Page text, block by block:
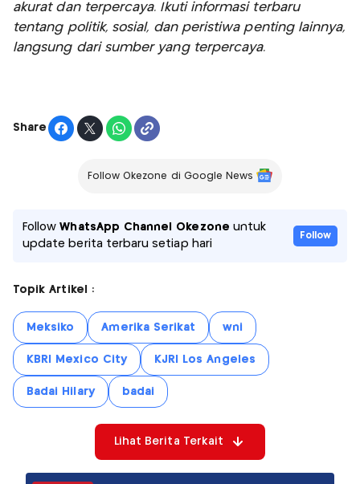
akurat dan terpercaya. Ikuti informasi terbaru
tentang politik, sosial, dan peristiwa penting lainnya,
langsung dari sumber yang terpercaya.
Share
Follow Okezone di Google News
FollowWhatsApp Channel Okezone untuk
update berita terbaru setiap hari
Follow
Topik Artikel :
Meksiko Amerika Serikat wni
KBRI Mexico City KJRI Los Angeles
Badai Hilary badai
Lihat Berita Terkait